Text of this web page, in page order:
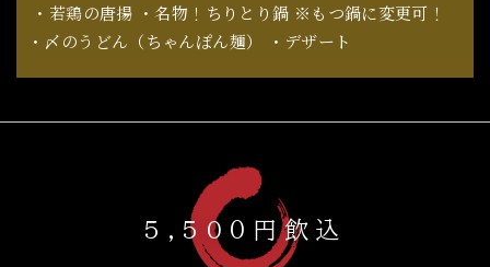
​​​​​​​ ・若鶏の唐揚 ・名物！ちりとり鍋 ※もつ鍋に変更可！
・〆のうどん（ちゃんぽん麺） ・デザート
5,50０円飲込